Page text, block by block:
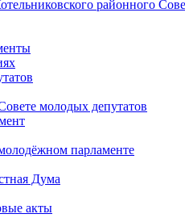
районного
молодых депутатов
парламенте
Дума
акты